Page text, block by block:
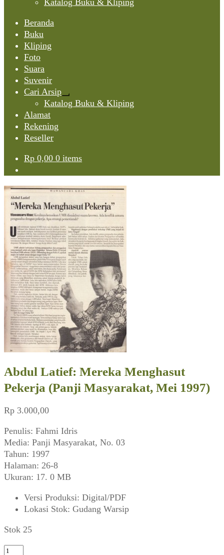
Katalog Buku & Kliping
Beranda
Buku
Kliping
Foto
Suara
Suvenir
Cari Arsip
Expand
child
Katalog Buku & Kliping
Alamat
Rekening
Reseller
Rp 0,00 0 items
Abdul Latief: Mereka Menghasut
Pekerja (Panji Masyarakat, Mei 1997)
Rp 3.000,00
Penulis: Fahmi Idris
Media: Panji Masyarakat, No. 03
Tahun: 1997
Halaman: 26-8
Ukuran: 17. 0 MB
Versi Produksi: Digital/PDF
Lokasi Stok: Gudang Warsip
Stok 25
Kuantitas